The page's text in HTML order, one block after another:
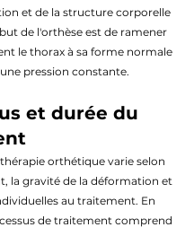
et de la structure corporelle
de l'orthèse est de ramener
le thorax à sa forme normale
pression constante.
et durée du
orthétique varie selon
la gravité de la déformation et
au traitement. En
de traitement comprend